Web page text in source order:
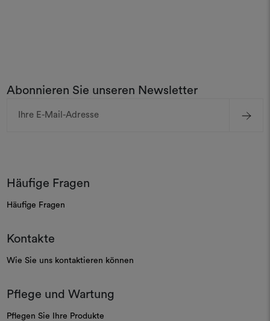
Abonnieren Sie unseren Newsletter
Mail-
Häufige Fragen
Häufige Fragen
Kontakte
Wie Sie uns kontaktieren können
Pflege und Wartung
Pflegen Sie Ihre Produkte